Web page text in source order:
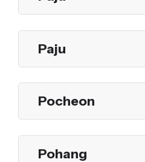
Paju
Pocheon
Pohang